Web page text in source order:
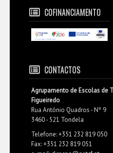
COFINANCIAMENTO
CONTACTOS
Agrupamento de Escolas de
Figueiredo
Rua António Quadros - Nº 9
3460 - 521 Tondela
Telefone: +351 232 819 050
Fax: +351 232 819 051